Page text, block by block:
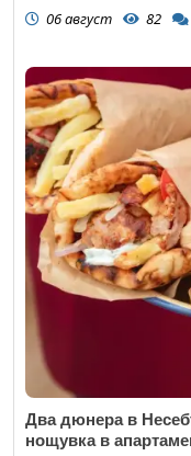
06 август 82
Два дюнера в
нощувка в